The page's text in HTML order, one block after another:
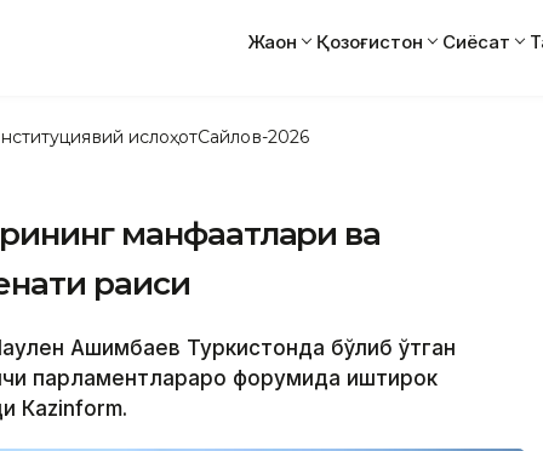
Жаҳон Қозоғистон Сиёсат
ислоҳотСайлов-2026
манфаатлари ва
раиси
Ашимбаев Туркистонда бўлиб ўтган
парламентлараро форумида иштирок
Кazinform.